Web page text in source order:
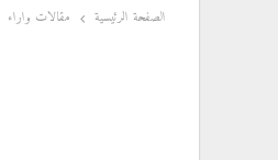
الصفحة الرئيسية مقالات واراء